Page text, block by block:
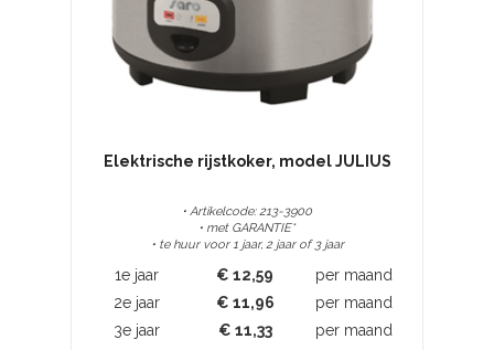
Elektrische rijstkoker, model JULIUS
• Artikelcode: 213-3900
• met GARANTIE*
• te huur voor 1 jaar, 2 jaar of 3 jaar
1e jaar € 12,59
per maand
2e jaar
€ 11,96
per maand
3e jaar
€ 11,33 per maand